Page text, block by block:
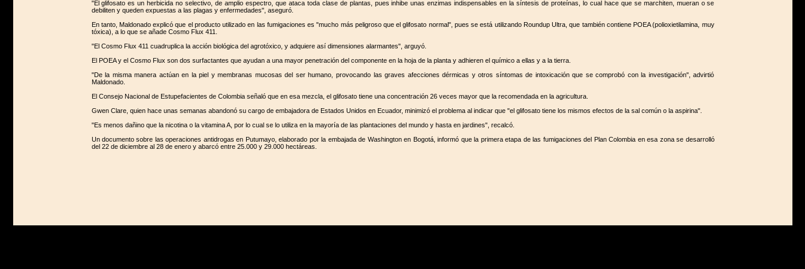
"El glifosato es un herbicida no selectivo, de amplio espectro, que ataca toda clase de plantas, pues inhibe unas enzimas indispensables en la síntesis de proteínas, lo cual hace que se marchiten, mueran o se
debiliten y queden expuestas a las plagas y enfermedades", aseguró.
En tanto, Maldonado explicó que el producto utilizado en las fumigaciones es "mucho más peligroso que el glifosato normal", pues se está utilizando Roundup Ultra, que también contiene POEA (polioxietilamina, muy
tóxica), a lo que se añade Cosmo Flux 411.
"El Cosmo Flux 411 cuadruplica la acción biológica del agrotóxico, y adquiere así dimensiones alarmantes", arguyó.
El POEA y el Cosmo Flux son dos surfactantes que ayudan a una mayor penetración del componente en la hoja de la planta y adhieren el químico a ellas y a la tierra.
"De la misma manera actúan en la piel y membranas mucosas del ser humano, provocando las graves afecciones dérmicas y otros síntomas de intoxicación que se comprobó con la investigación", advirtió
Maldonado.
El Consejo Nacional de Estupefacientes de Colombia señaló que en esa mezcla, el glifosato tiene una concentración 26 veces mayor que la recomendada en la agricultura.
Gwen Clare, quien hace unas semanas abandonó su cargo de embajadora de Estados Unidos en Ecuador, minimizó el problema al indicar que "el glifosato tiene los mismos efectos de la sal común o la aspirina".
"Es menos dañino que la nicotina o la vitamina A, por lo cual se lo utiliza en la mayoría de las plantaciones del mundo y hasta en jardines", recalcó.
Un documento sobre las operaciones antidrogas en Putumayo, elaborado por la embajada de Washington en Bogotá, informó que la primera etapa de las fumigaciones del Plan Colombia en esa zona se desarrolló
del 22 de diciembre al 28 de enero y abarcó entre 25.000 y 29.000 hectáreas.